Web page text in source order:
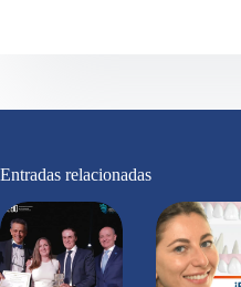
Entradas relacionadas